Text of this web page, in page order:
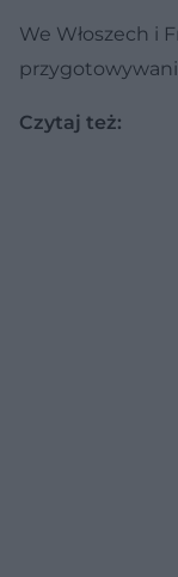
We Włoszech i
Czytaj też: